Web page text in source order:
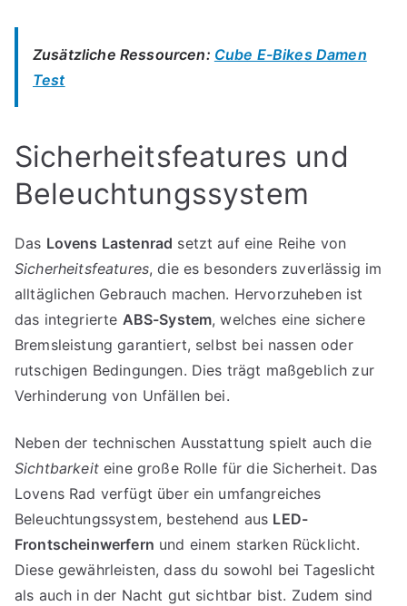
Zusätzliche Ressourcen: Cube E-Bikes Damen
Test
Sicherheitsfeatures und
Beleuchtungssystem
Das Lovens Lastenrad setzt auf eine Reihe von
Sicherheitsfeatures, die es besonders zuverlässig im
alltäglichen Gebrauch machen. Hervorzuheben ist
das integrierte ABS-System, welches eine sichere
Bremsleistung garantiert, selbst bei nassen oder
rutschigen Bedingungen. Dies trägt maßgeblich zur
Verhinderung von Unfällen bei.
Neben der technischen Ausstattung spielt auch die
Sichtbarkeiteine große Rolle für die Sicherheit. Das
Lovens Rad verfügt über ein umfangreiches
Beleuchtungssystem, bestehend aus LED-
Frontscheinwerfern und einem starken Rücklicht.
Diese gewährleisten, dass du sowohl bei Tageslicht
als auch in der Nacht gut sichtbar bist. Zudem sind